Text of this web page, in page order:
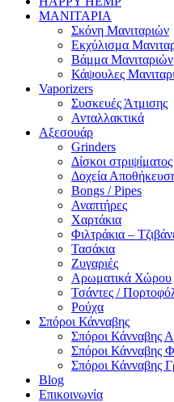
ΜΑΝΙΤΑΡΙΑ
Σκόνη Μανιταριών
Εκχύλισμα
Βάμμα Μανιταριών
Κάψουλες
Vaporizers
Συσκευές Άτμισης
Ανταλλακτικά
Αξεσουάρ
Grinders
Δίσκοι στριψίματος
Δοχεία
Bongs / Pipes
Αναπτήρες
Χαρτάκια
Φιλτράκια –
Τασάκια
Ζυγαριές
Αρωματικά Χώρου
Τσάντες /
Ρούχα
Σπόροι Κάνναβης
Σπόροι Κάνναβης
Σπόροι Κάνναβης
Σπόροι Κάνναβης
Blog
Επικοινωνία